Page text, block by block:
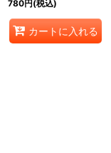
TCP03a/BS73-
TCP03b}《緑》
780円(税込)
カートに入れる